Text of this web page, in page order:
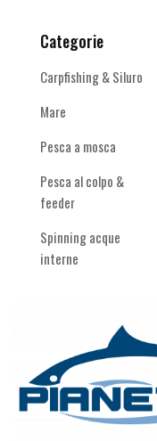
Categorie
Carpfishing & Siluro
Mare
Pesca a mosca
Pesca al colpo &
feeder
Spinning acque
interne